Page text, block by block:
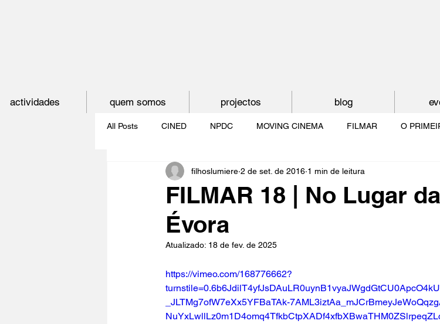
All Posts CINED NPDC MOVING CINEMA FILMAR O
O CINEMA, CEM ANOS DE JUVENTUDE O MUNDO À NOSSA VOLTA
CINECLUBE DAS GAIVOTAS
FILMAR 18 | No Lugar
Évora
filhoslumiere 2 de set. de 2016 1 min de leitura
Atualizado: 18 de fev. de 2025
https://vimeo.com/168776662?
_JLTMg7ofW7eXx5YFBaTAk-
actividades quem somos projectos blog